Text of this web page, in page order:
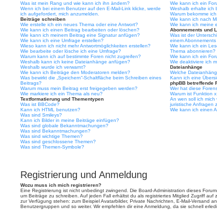
Was ist mein Rang und wie kann ich ihn ändern?
Wenn ich bei einem Benutzer auf den E-Mail-Link klicke, werde
ich aufgefordert, mich anzumelden.
Beiträge schreiben
Wie erstelle ich ein neues Thema oder eine Antwort?
Wie kann ich einen Beitrag bearbeiten oder löschen?
Wie kann ich meinem Beitrag eine Signatur anfügen?
Wie kann ich eine Umfrage erstellen?
Wieso kann ich nicht mehr Antwortmöglichkeiten erstellen?
Wie bearbeite oder lösche ich eine Umfrage?
Warum kann ich auf bestimmte Foren nicht zugreifen?
Weshalb kann ich keine Dateianhänge anfügen?
Weshalb wurde ich verwarnt?
Wie kann ich Beiträge den Moderatoren melden?
Was bewirkt die „Speichern“-Schaltfläche beim Schreiben eines
Beitrags?
Warum muss mein Beitrag erst freigegeben werden?
Wie markiere ich ein Thema als neu?
Textformatierung und Thementypen
Was ist BBCode?
Kann ich HTML benutzen?
Was sind Smileys?
Kann ich Bilder in meine Beiträge einfügen?
Was sind globale Bekanntmachungen?
Was sind Bekanntmachungen?
Was sind wichtige Themen?
Was sind geschlossene Themen?
Was sind Themen-Symbole?
Wie kann ich ein
Weshalb erhalte ich
Warum bekomme
Wie kann ich nach
Wie kann ich meine
Abonnements und
Was ist der
einem
Wie kann ich ein
Thema abonnieren?
Wie kann ich ein
Wie deaktiviere ich
Dateianhänge
Welche
Kann ich eine
phpBB betreffende
Wer hat diese
Warum ist Funktion
An wen soll ich
juristische Anfragen
Wie kann ich einen
Registrierung und Anmeldung
Wozu muss ich mich registrieren?
Eine Registrierung ist nicht unbedingt zwingend. Die Board-Administration dieses
um Beiträge zu schreiben. Auf jeden Fall erhältst du als registriertes Mitglied Zugriff
zur Verfügung stehen: zum Beispiel Avatarbilder, Private Nachrichten, E-Mail-Versand
Benutzergruppen und so weiter. Wir empfehlen dir eine Anmeldung, da sie schnell